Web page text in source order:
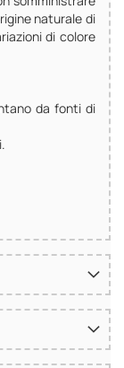
naturale di
di colore
da fonti di